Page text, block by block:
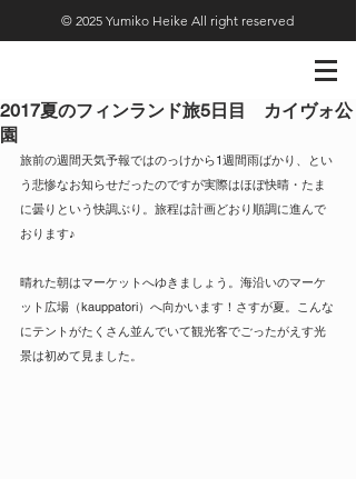
© 2025 Yumiko Heike All right reserved
2017夏のフィンランド旅5日目 カイヴォ公
園
旅前の週間天気予報ではのっけから1週間雨ばかり、とい
う悲惨なお知らせだったのですが実際はほぼ快晴・たま
に曇りという快調ぶり。旅程は計画どおり順調に進んで
おります♪
晴れた朝はマーケットへゆきましょう。海沿いのマーケ
ット広場（kauppatori）へ向かいます！さすが夏。こんな
にテントがたくさん並んでいて観光客でごったがえす光
景は初めて見ました。